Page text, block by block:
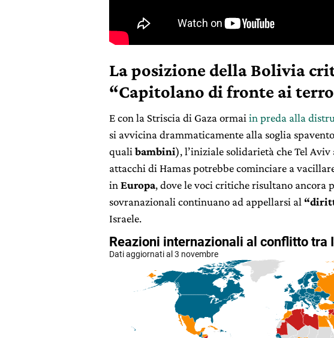
La posizione della Bolivia
“Capitolano di fronte ai
E con la Striscia di Gaza ormai in preda alla
si avvicina drammaticamente alla soglia
qualibambini), l’iniziale solidarietà che Tel
attacchi di Hamas potrebbe cominciare a
in Europa, dove le voci critiche risultano ancora
sovranazionali continuano ad appellarsi al
Israele.